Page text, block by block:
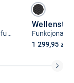
Damski płaszcz funkcjonalny - Metropolis
1 299,95 zł